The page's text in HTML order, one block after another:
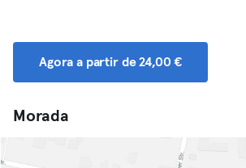
Agora a partir de 24,00 €
Morada